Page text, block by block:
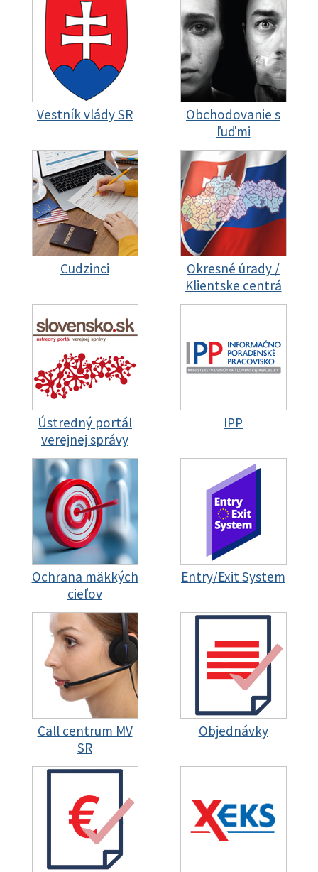
Vestník vlády SR
Obchodovanie s
ľuďmi
Cudzinci
Okresné úrady /
Klientske centrá
Ústredný portál
verejnej správy
IPP
Ochrana mäkkých
cieľov
Entry/Exit System
Call centrum MV
SR
Objednávky